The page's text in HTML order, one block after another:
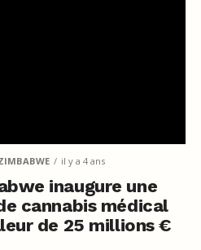
il y a 4 ans
inaugure une
cannabis médical
de 25 millions €